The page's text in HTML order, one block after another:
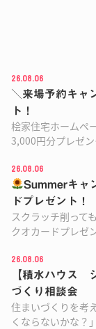
26.08.06
＼来場予約キャ
ト！
桧家住宅ホームペ
3,000円分プレゼ
26.08.06
Summerキャ
ドプレゼント！
スクラッチ削って
クオカードプレゼ
26.08.06
【積水ハウス
づくり相談会
住まいづくりを考
くならないかな？